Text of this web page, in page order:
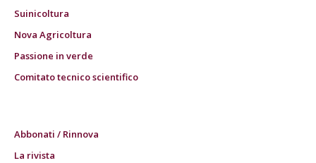
Suinicoltura
Nova Agricoltura
Passione in verde
Comitato tecnico scientifico
Abbonati / Rinnova
La rivista